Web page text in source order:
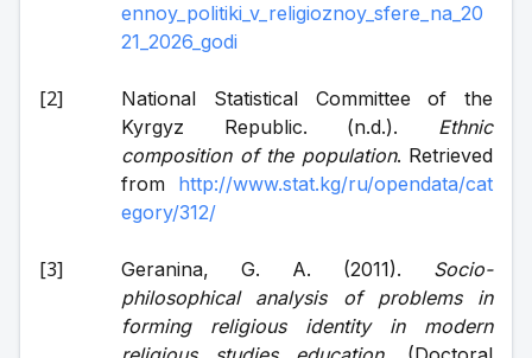
ennoy_politiki_v_religioznoy_sfere_na_20
21_2026_godi
National Statistical Committee of the
Kyrgyz Republic. (n.d.). Ethnic
composition of the population. Retrieved
from http://www.stat.kg/ru/opendata/cat
egory/312/
Geranina, G. A. (2011). Socio-
philosophical analysis of problems in
forming religious identity in modern